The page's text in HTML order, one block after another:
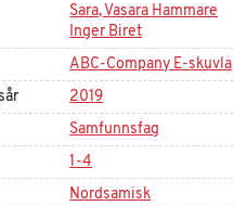
Sara, Vasara Hammare
Inger Biret
ABC-Company E-skuvla
2019
Samfunnsfag
1-4
Nordsamisk